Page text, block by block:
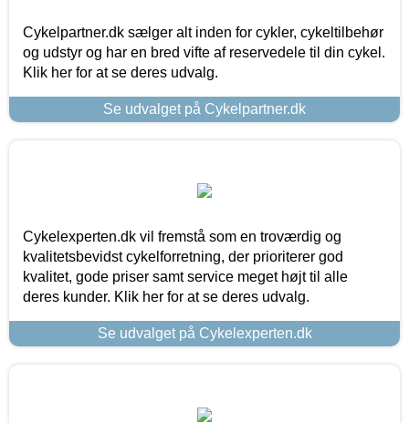
Cykelpartner.dk sælger alt inden for cykler, cykeltilbehør
og udstyr og har en bred vifte af reservedele til din cykel.
Klik her for at se deres udvalg.
Se udvalget på Cykelpartner.dk
Cykelexperten.dk vil fremstå som en troværdig og
kvalitetsbevidst cykelforretning, der prioriterer god
kvalitet, gode priser samt service meget højt til alle
deres kunder. Klik her for at se deres udvalg.
Se udvalget på Cykelexperten.dk